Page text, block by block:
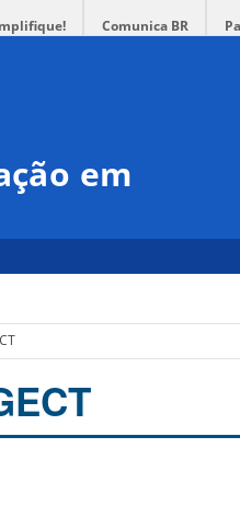
Comunica BR
em